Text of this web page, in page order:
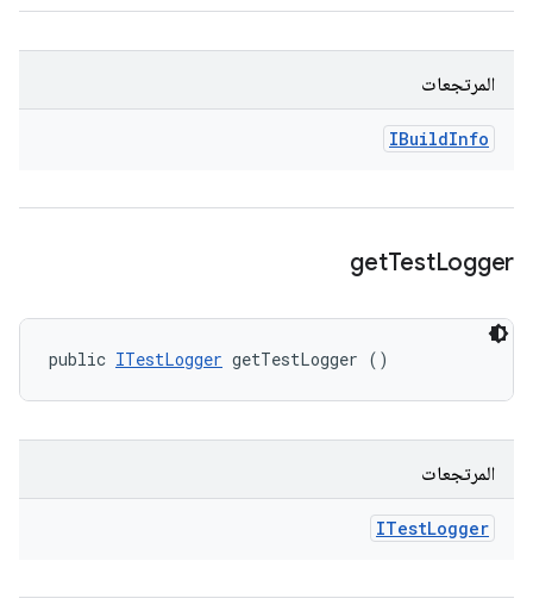
المرتجعات
IBuildInfo
getTestLogger
public ITestLogger getTestLogger ()
المرتجعات
ITestLogger